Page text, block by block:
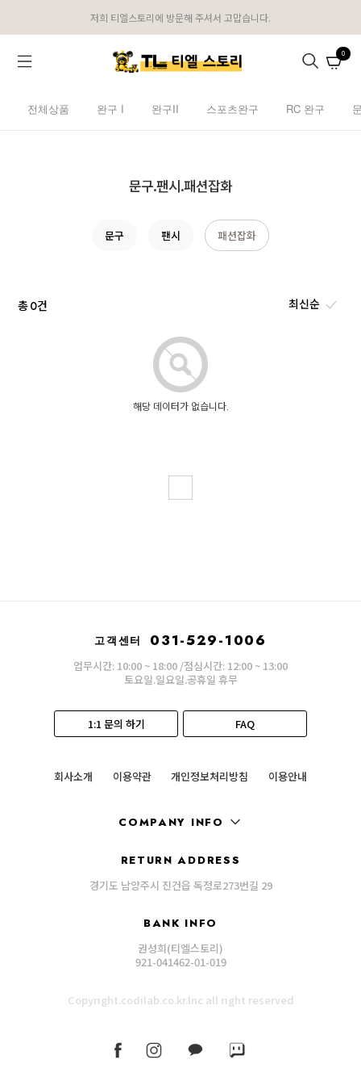
저희 티엘스토리에 방문해 주셔서 고맙습니다.
0
전체상품 완구 I 완구II 스포츠완구 RC 완구
문구.팬시.패션잡화
문구 팬시 패션잡화
총0건
해당 데이터가 없습니다.
고객센터 031-529-1006
업무시간: 10:00 ~ 18:00 /점심시간: 12:00 ~ 13:00
토요일.일요일.공휴일 휴무
1:1 문의 하기 FAQ
회사소개 이용약관 개인정보처리방침 이용안내
COMPANY INFO
RETURN ADDRESS
경기도 남양주시 진건읍 독정로273번길 29
BANK INFO
권성희(티엘스토리)
921-041462-01-019
Copyright.codilab.co.kr.lnc all right reserved